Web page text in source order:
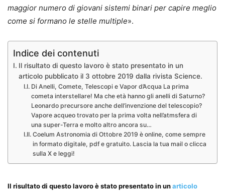
maggior numero di giovani sistemi binari per capire meglio
come si formano le stelle multiple».
Indice dei contenuti
Il risultato di questo lavoro è stato presentato in un
articolo pubblicato il 3 ottobre 2019 dalla rivista Science.
Di Anelli, Comete, Telescopi e Vapor d’Acqua La prima
cometa interstellare! Ma che età hanno gli anelli di Saturno?
Leonardo precursore anche dell’invenzione del telescopio?
Vapore acqueo trovato per la prima volta nell’atmsfera di
una super-Terra e molto altro ancora su…
Coelum Astronomia di Ottobre 2019 è online, come sempre
in formato digitale, pdf e gratuito. Lascia la tua mail o clicca
sulla X e leggi!
Il risultato di questo lavoro è stato presentato in unarticolo